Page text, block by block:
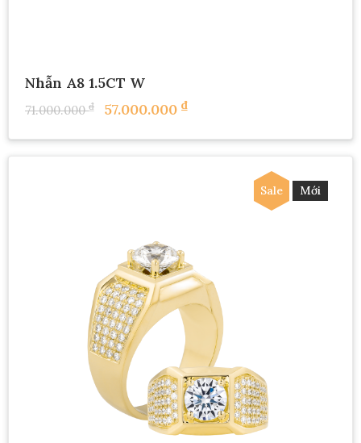
Nhẫn A8 1.5CT W
71.000.000₫ 57.000.000 ₫
Sale Mới